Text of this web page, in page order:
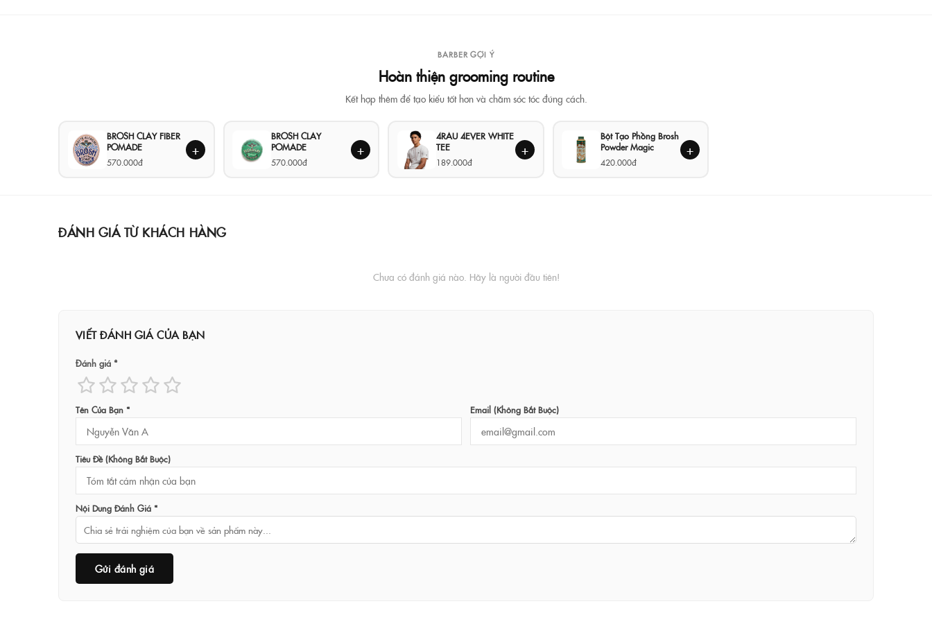
BARBER GỢI Ý
Hoàn thiện grooming routine
Kết hợp thêm để tạo kiểu tốt hơn và chăm sóc tóc đúng cách.
BROSH CLAY FIBER
POMADE
570.000đ
+
BROSH CLAY
POMADE
570.000đ
+
4RAU 4EVER WHITE
TEE
189.000đ
+
Bột Tạo Phồng Brosh
Powder Magic
420.000đ
+
ĐÁNH GIÁ TỪ KHÁCH HÀNG
Chưa có đánh giá nào. Hãy là người đầu tiên!
VIẾT ĐÁNH GIÁ CỦA BẠN
Đánh giá *
Tên Của Bạn * Email (không Bắt Buộc)
Tiêu Đề (không Bắt Buộc)
Nội Dung Đánh Giá *
Gửi đánh giá